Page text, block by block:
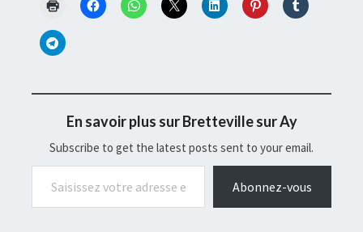
En savoir plus sur Bretteville sur Ay
Subscribe to get the latest posts sent to your email.
Saisissez votre adresse e-mail…
Abonnez-vous